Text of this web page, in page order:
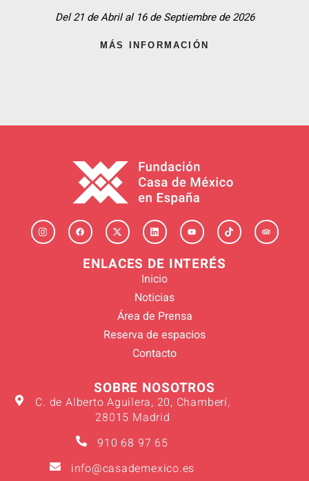
Del 21 de Abril al 16 de Septiembre de 2026
MÁS INFORMACIÓN
ENLACES DE INTERÉS
Inicio
Noticias
Área de Prensa
Reserva de espacios
Contacto
SOBRE NOSOTROS
C. de Alberto Aguilera, 20, Chamberí,
28015 Madrid
910 68 97 65
info@casademexico.es